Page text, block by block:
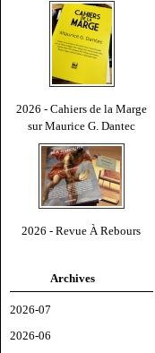
2026 - Cahiers de la Marge
sur Maurice G. Dantec
2026 - Revue À Rebours
Archives
2026-07
2026-06